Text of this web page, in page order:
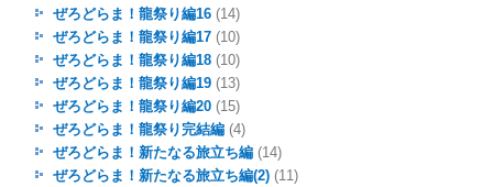
ぜろどらま！龍祭り編16(14)
ぜろどらま！龍祭り編17(10)
ぜろどらま！龍祭り編18(10)
ぜろどらま！龍祭り編19(13)
ぜろどらま！龍祭り編20(15)
ぜろどらま！龍祭り完結編(4)
ぜろどらま！新たなる旅立ち編(14)
ぜろどらま！新たなる旅立ち編(2)(11)